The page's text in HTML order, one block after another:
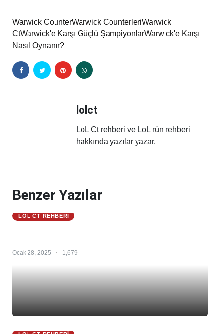
Warwick CounterWarwick CounterleriWarwick
CtWarwick'e Karşı Güçlü ŞampiyonlarWarwick'e Karşı
Nasıl Oynanır?
lolct
LoL Ct rehberi ve LoL rün rehberi
hakkında yazılar yazar.
Benzer Yazılar
LOL CT REHBERI
Ocak 28, 2025 1,679